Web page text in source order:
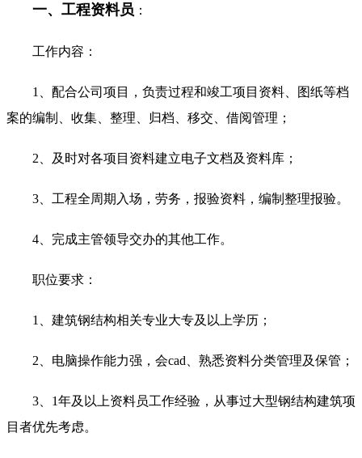
一、工程资料员 ：
工作内容：
1、配合公司项目，负责过程和竣工项目资料、图纸等档
案的编制、收集、整理、归档、移交、借阅管理；
2、及时对各项目资料建立电子文档及资料库；
3、工程全周期入场，劳务，报验资料，编制整理报验。
4、完成主管领导交办的其他工作。
职位要求：
1、建筑钢结构相关专业大专及以上学历；
2、电脑操作能力强，会cad、熟悉资料分类管理及保管；
3、1年及以上资料员工作经验，从事过大型钢结构建筑项
目者优先考虑。